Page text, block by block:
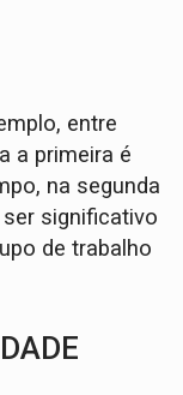
entre
a primeira é
na segunda
significativo
de trabalho